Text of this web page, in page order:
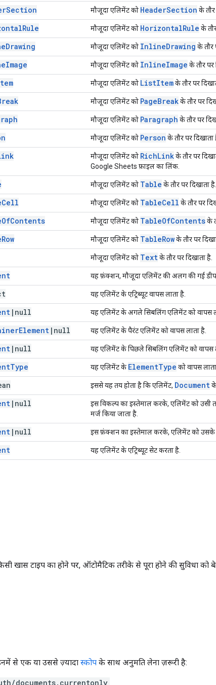
Section मौजूदा एलिमेंट को HeaderSection के तौर
Rule मौजूदा एलिमेंट को HorizontalRule के
Drawing मौजूदा एलिमेंट को InlineDrawing के तौर
Image मौजूदा एलिमेंट को InlineImage के तौर पर
मौजूदा एलिमेंट को ListItemके तौर पर
मौजूदा एलिमेंट को PageBreakके तौर पर
मौजूदा एलिमेंट को Paragraph के तौर पर
मौजूदा एलिमेंट को Person के तौर पर दिखाता
मौजूदा एलिमेंट को RichLinkके तौर पर
Google Sheets फ़ाइल का लिंक.
मौजूदा एलिमेंट को Table के तौर पर दिखाता है.
Cell मौजूदा एलिमेंट को TableCell के तौर पर
OfContents मौजूदा एलिमेंट को TableOfContentsके
Row मौजूदा एलिमेंट को TableRowके तौर पर
मौजूदा एलिमेंट को Textके तौर पर दिखाता है.
यह फ़ंक्शन, मौजूदा एलिमेंट की अलग की गई डीप
यह एलिमेंट के एट्रिब्यूट वापस लाता है.
| null यह एलिमेंट के अगले सिबलिंग एलिमेंट को वापस
Element | null यह एलिमेंट के पैरंट एलिमेंट को वापस लाता है.
| null यह एलिमेंट के पिछले सिबलिंग एलिमेंट को वापस
Type यह एलिमेंट के ElementType को वापस
इससे यह तय होता है कि एलिमेंट, Document
| null
इस विकल्प का इस्तेमाल करके, एलिमेंट को उसी
मर्ज किया जाता है.
| null इस फ़ंक्शन का इस्तेमाल करके, एलिमेंट को उसके
यह एलिमेंट के एट्रिब्यूट सेट करता है.
खास टाइप का होने पर, ऑटोमैटिक तरीके से पूरा होने की सुविधा को
इनमें से एक या उससे ज़्यादा स्कोप के साथ अनुमति लेना ज़रूरी है:
documents.currentonly